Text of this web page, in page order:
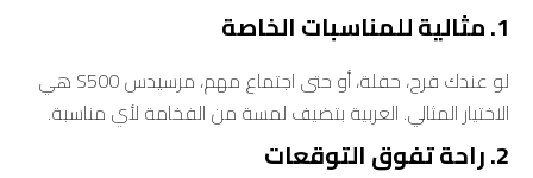
1. مثالية للمناسبات الخاصة
لو عندك فرح، حفلة، أو حتى اجتماع مهم، مرسيدس S500 هي
الاختيار المثالي. العربية بتضيف لمسة من الفخامة لأي مناسبة.
2. راحة تفوق التوقعات